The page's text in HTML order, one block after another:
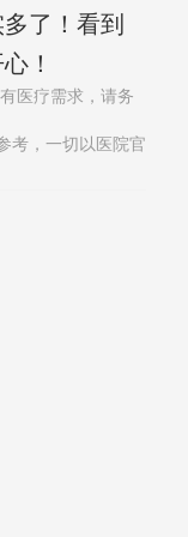
了！看到
！
医疗需求，请务
考，一切以医院官